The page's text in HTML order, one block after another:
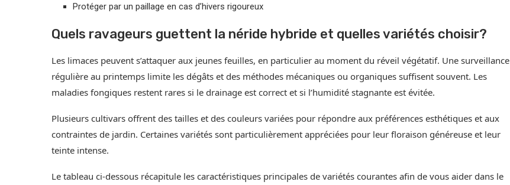
Protéger par un paillage en cas d’hivers rigoureux
Quels ravageurs guettent la néride hybride et quelles variétés choisir?
Les limaces peuvent s’attaquer aux jeunes feuilles, en particulier au moment du réveil végétatif. Une surveillance
régulière au printemps limite les dégâts et des méthodes mécaniques ou organiques suffisent souvent. Les
maladies fongiques restent rares si le drainage est correct et si l’humidité stagnante est évitée.
Plusieurs cultivars offrent des tailles et des couleurs variées pour répondre aux préférences esthétiques et aux
contraintes de jardin. Certaines variétés sont particulièrement appréciées pour leur floraison généreuse et leur
teinte intense.
Le tableau ci-dessous récapitule les caractéristiques principales de variétés courantes afin de vous aider dans le